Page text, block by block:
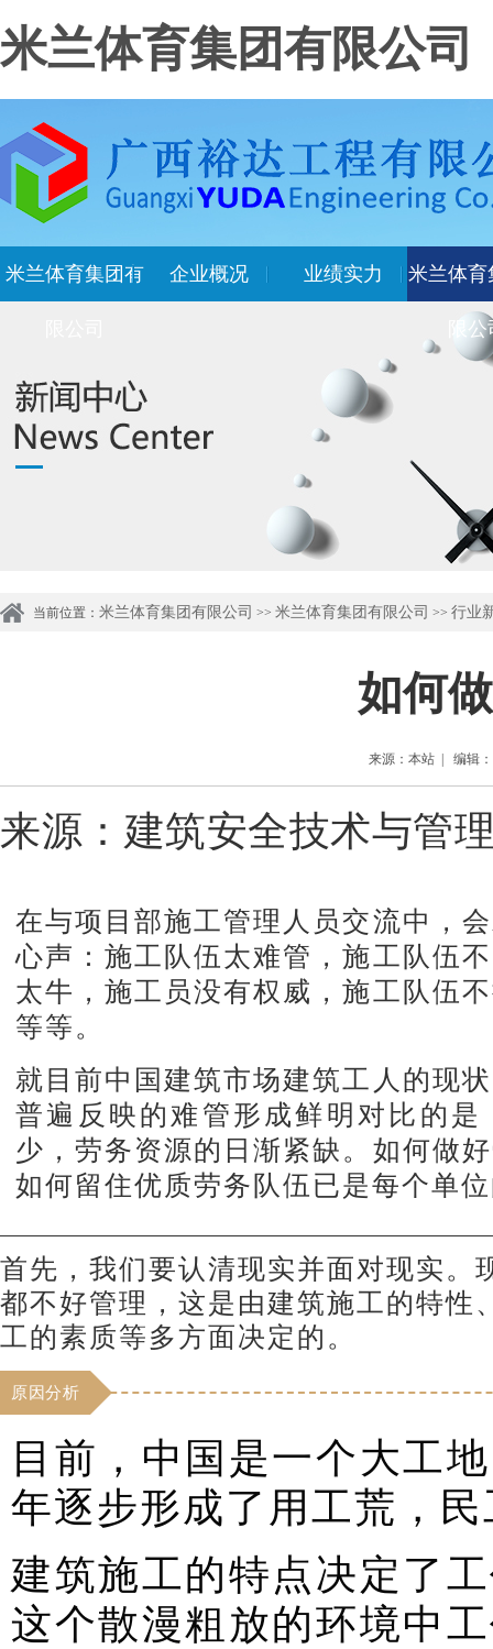
米兰体育集团有限公司
米兰体育集团有 企业概况 业绩实力 米兰体育
限
当前位置： 米兰体育集团有限公司 >> 米兰体育集团有限公司 >> 行业
如何
来源：本站 | 编辑
来源： 建筑安全技术与管
在与项目部施工管理人员交流中，
心声：施工队伍太难管，施工队伍
太牛，施工员没有权威，施工队伍
等等。
就目前中国建筑市场建筑工人的现
普遍反映的难管形成鲜明对比的是
少，劳务资源的日渐紧缺。如何做
如何留住优质劳务队伍已是每个单
首先，我们要认清现实并面对现实。
都不好管理，这是由建筑施工的特性
工的素质等多方面决定的。
原因分析
目前，中国是一个大工
年逐步形成了用工荒，
建筑施工的特点决定了
这个散漫粗放的环境中